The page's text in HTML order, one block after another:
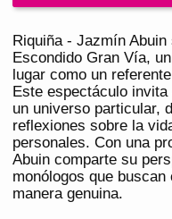
Riquiña - Jazmín
Escondido Gran Vía,
lugar como un
Este espectáculo
un universo particular,
reflexiones sobre la
personales. Con una
Abuin comparte su
monólogos que
manera genuina.